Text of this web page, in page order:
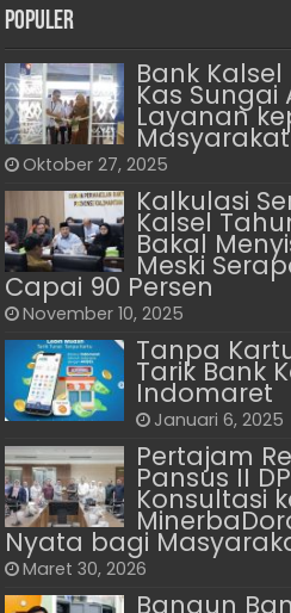
Populer
Bank
Kas Sungai
Layanan
Masyarakat
Oktober 27, 2025
Kalkulasi
Kalsel
Bakal
Meski
Capai 90 Persen
November 10, 2025
Tanpa
Tarik Bank
Indomaret
Januari 6, 2025
Pertajam
Pansus II
Konsultasi
Nyata bagi
Maret 30, 2026
Bangun